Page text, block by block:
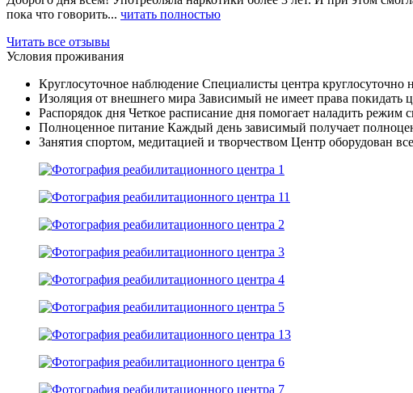
пока что говорить... читать полностью
Читать все отзывы
Условия проживания
Круглосуточное наблюдение Специалисты центра круглосуточно
Изоляция от внешнего мира Зависимый не имеет права покидать
Распорядок дня Четкое расписание дня помогает наладить режим
Полноценное питание Каждый день зависимый получает
Занятия спортом, медитацией и творчеством Центр оборудован